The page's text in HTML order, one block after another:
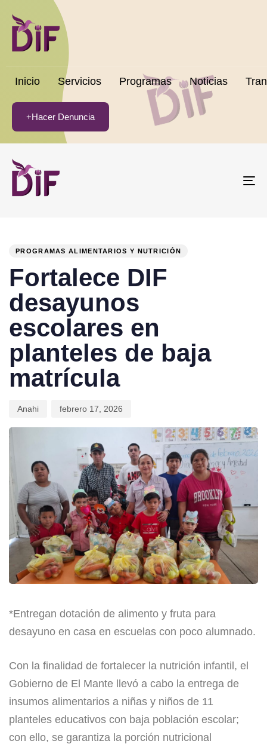
Inicio Servicios Programas Noticias
+Hacer Denuncia
PROGRAMAS ALIMENTARIOS Y NUTRICIÓN
Fortalece DIF
desayunos
escolares en
planteles de baja
matrícula
Anahi febrero 17, 2026
​*Entregan dotación de alimento y fruta para
desayuno en casa en escuelas con poco alumnado.
​Con la finalidad de fortalecer la nutrición infantil, el
Gobierno de El Mante llevó a cabo la entrega de
insumos alimentarios a niñas y niños de 11
planteles educativos con baja población escolar;
con ello, se garantiza la porción nutricional